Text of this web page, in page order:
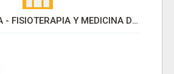
ALINEA CLÍNICA - FISIOTERAPIA Y MEDICINA DEPORTIVA